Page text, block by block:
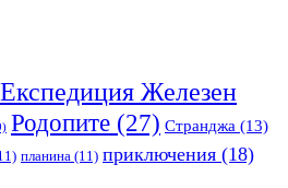
Експедиция Железен
Родопите (27) Странджа (13)
планина (11) приключения (18)